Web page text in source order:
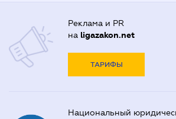
Реклама и PR
на ligazakon.net
ТАРИФЫ
Национальный